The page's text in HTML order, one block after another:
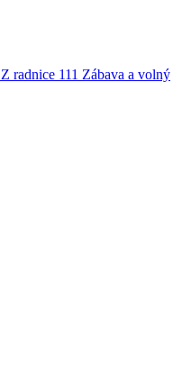
Z radnice 111 Zábava a volný